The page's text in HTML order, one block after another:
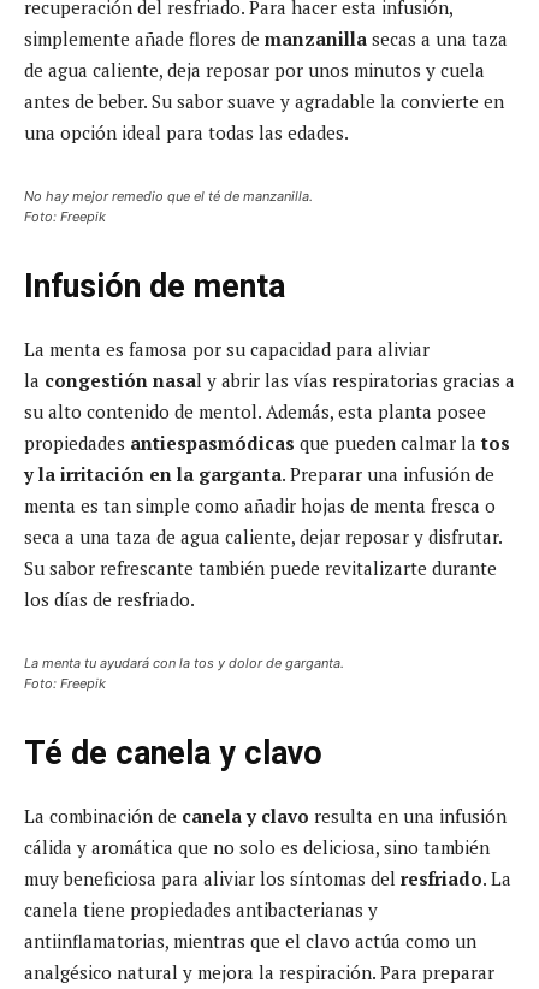
recuperación del resfriado. Para hacer esta infusión,
simplemente añade flores de manzanilla secas a una taza
de agua caliente, deja reposar por unos minutos y cuela
antes de beber. Su sabor suave y agradable la convierte en
una opción ideal para todas las edades.
No hay mejor remedio que el té de manzanilla.
Foto: Freepik
Infusión de menta
La menta es famosa por su capacidad para aliviar
la congestión nasal y abrir las vías respiratorias gracias a
su alto contenido de mentol. Además, esta planta posee
propiedades antiespasmódicas que pueden calmar la tos
y la irritación en la garganta. Preparar una infusión de
menta es tan simple como añadir hojas de menta fresca o
seca a una taza de agua caliente, dejar reposar y disfrutar.
Su sabor refrescante también puede revitalizarte durante
los días de resfriado.
La menta tu ayudará con la tos y dolor de garganta.
Foto: Freepik
Té de canela y clavo
La combinación de canela y clavo resulta en una infusión
cálida y aromática que no solo es deliciosa, sino también
muy beneficiosa para aliviar los síntomas del resfriado. La
canela tiene propiedades antibacterianas y
antiinflamatorias, mientras que el clavo actúa como un
analgésico natural y mejora la respiración. Para preparar